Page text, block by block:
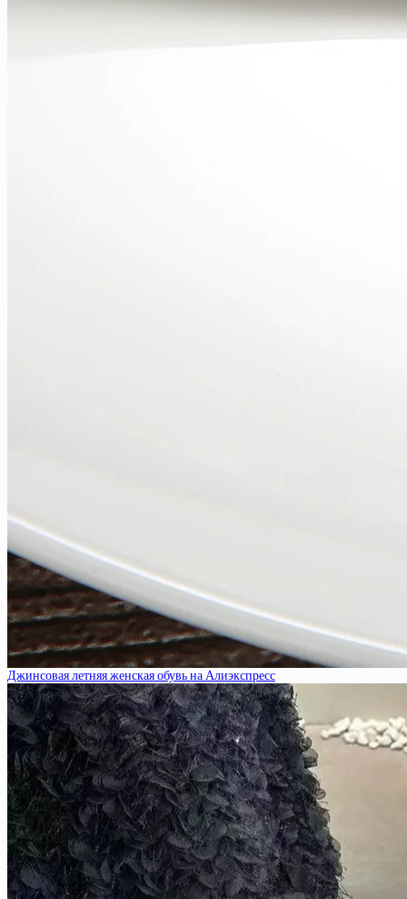
Джинсовая летняя женская обувь на Алиэкспресс